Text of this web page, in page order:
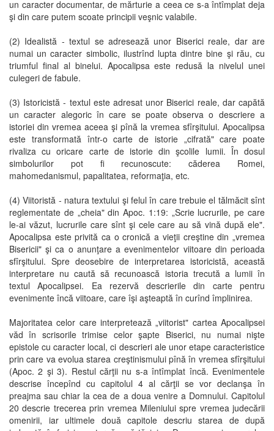
un caracter documentar, de mărturie a ceea ce s-a întîmplat deja
şi din care putem scoate principii veşnic valabile.
(2) Idealistă - textul se adresează unor Biserici reale, dar are
numai un caracter simbolic, ilustrînd lupta dintre bine şi rău, cu
triumful final al binelui. Apocalipsa este redusă la nivelul unei
culegeri de fabule.
(3) Istoricistă - textul este adresat unor Biserici reale, dar capătă
un caracter alegoric în care se poate observa o descriere a
istoriei din vremea aceea şi pînă la vremea sfîrşitului. Apocalipsa
este transformată într-o carte de istorie „cifrată" care poate
rivaliza cu oricare carte de istorie din şcolile lumii. În dosul
simbolurilor pot fi recunoscute: căderea Romei,
mahomedanismul, papalitatea, reformaţia, etc.
(4) Viitoristă - natura textului şi felul în care trebuie el tălmăcit sînt
reglementate de „cheia" din Apoc. 1:19: „Scrie lucrurile, pe care
le-ai văzut, lucrurile care sînt şi cele care au să vină după ele".
Apocalipsa este privită ca o cronică a vieţii creştine din „vremea
Bisericii" şi ca o anunţare a evenimentelor viitoare din perioada
sfîrşitului. Spre deosebire de interpretarea istoricistă, această
interpretare nu caută să recunoască istoria trecută a lumii în
textul Apocalipsei. Ea rezervă descrierile din carte pentru
evenimente încă viitoare, care îşi aşteaptă în curînd împlinirea.
Majoritatea celor care interpretează „viitorist" cartea Apocalipsei
văd în scrisorile trimise celor şapte Biserici, nu numai nişte
epistole cu caracter local, ci descrieri ale unor etape caracteristice
prin care va evolua starea creştinismului pînă în vremea sfîrşitului
(Apoc. 2 şi 3). Restul cărţii nu s-a întîmplat încă. Evenimentele
descrise începînd cu capitolul 4 al cărţii se vor declanşa în
preajma sau chiar la cea de a doua venire a Domnului. Capitolul
20 descrie trecerea prin vremea Mileniului spre vremea judecării
omenirii, iar ultimele două capitole descriu starea de după